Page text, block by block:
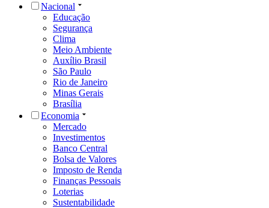
Nacional
Educação
Segurança
Clima
Meio Ambiente
Auxílio Brasil
São Paulo
Rio de Janeiro
Minas Gerais
Brasília
Economia
Mercado
Investimentos
Banco Central
Bolsa de Valores
Imposto de Renda
Finanças Pessoais
Loterias
Sustentabilidade